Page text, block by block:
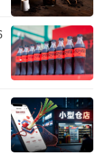
转股，以实现
盛新材的股票
持股比例从39.
材同为“华邦